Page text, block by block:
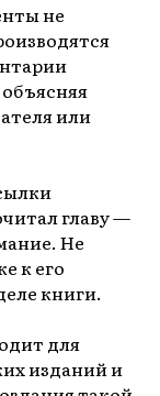
не
или
главу —
Не
к его
книги.
для
изданий и